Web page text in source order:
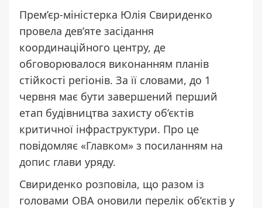
Прем’єр-міністерка Юлія Свириденко
провела дев’яте засідання
координаційного центру, де
обговорювалося виконанням планів
стійкості регіонів. За її словами, до 1
червня має бути завершений перший
етап будівництва захисту об’єктів
критичної інфраструктури. Про це
повідомляє «Главком» з посиланням на
допис глави уряду.
Свириденко розповіла, що разом із
головами ОВА оновили перелік об’єктів у